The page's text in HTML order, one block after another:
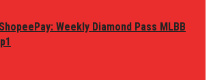
Weekly Diamond Pass MLBB